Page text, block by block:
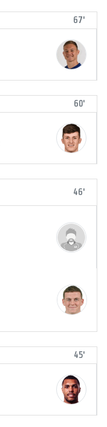
67'
60'
46'
45'